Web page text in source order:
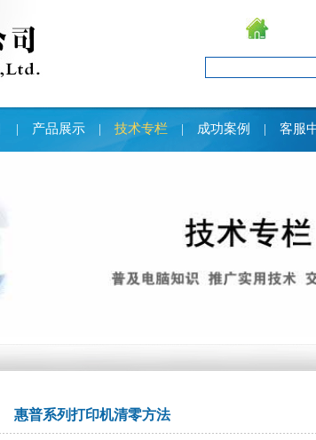
产品展示 技术专栏 成功案例 客服
惠普系列打印机清零方法